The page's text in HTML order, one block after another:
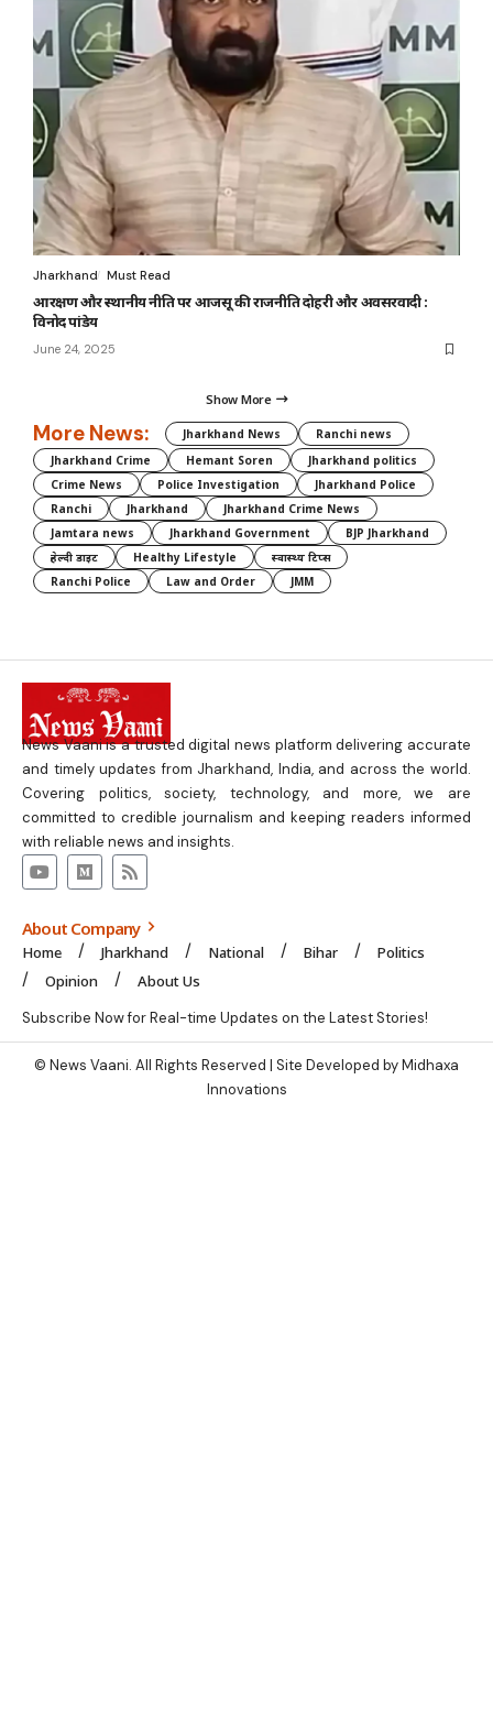
Jharkhand Must Read
आरक्षण और स्थानीय नीति पर आजसू की राजनीति दोहरी और अवसरवादी :
विनोद पांडेय
June 24, 2025
Show More
More News: Jharkhand News
Ranchi news
Jharkhand Crime
Hemant Soren
Jharkhand politics
Crime News
Police Investigation
Jharkhand Police
Ranchi
Jharkhand
Jharkhand Crime News
Jamtara news
Jharkhand Government
BJP Jharkhand
हेल्दी डाइट
Healthy Lifestyle
स्वास्थ्य टिप्स
Ranchi Police
Law and Order JMM
News Vaani is a trusted digital news platform delivering accurate
and timely updates from Jharkhand, India, and across the world.
Covering politics, society, technology, and more, we are
committed to credible journalism and keeping readers informed
with reliable news and insights.
About Company
Home Jharkhand National Bihar
Politics
Opinion
About Us
Subscribe Now for Real-time Updates on the Latest Stories!
© News Vaani. All Rights Reserved | Site Developed by Midhaxa
Innovations